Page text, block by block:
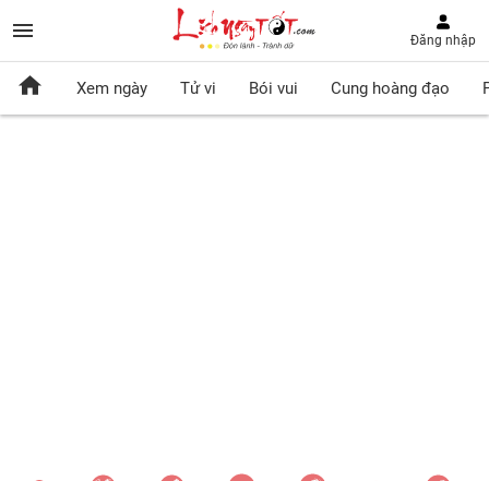
Đăng nhập
Xem ngày Tử vi Bói vui Cung hoàng đạo